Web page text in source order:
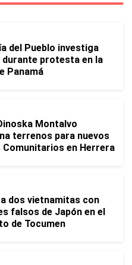
del Pueblo investiga
protesta en la
Panamá
Montalvo
terrenos para nuevos
Comunitarios en Herrera
dos vietnamitas con
falsos de Japón en el
de Tocumen